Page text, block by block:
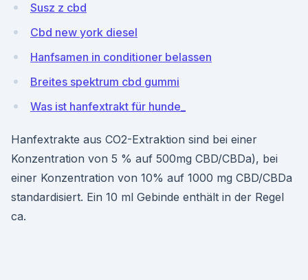
Susz z cbd
Cbd new york diesel
Hanfsamen in conditioner belassen
Breites spektrum cbd gummi
Was ist hanfextrakt für hunde_
Hanfextrakte aus CO2-Extraktion sind bei einer
Konzentration von 5 % auf 500mg CBD/CBDa), bei
einer Konzentration von 10% auf 1000 mg CBD/CBDa
standardisiert. Ein 10 ml Gebinde enthält in der Regel
ca.